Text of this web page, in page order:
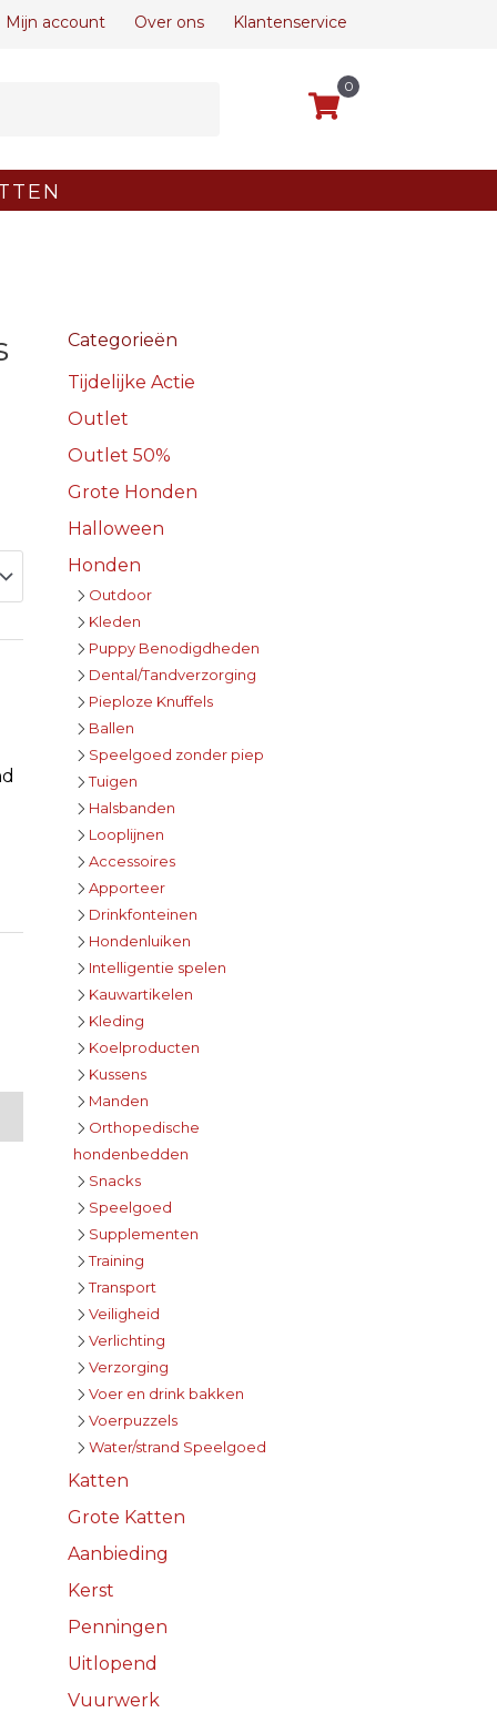
Mijn account Over ons Klantenservice
0
Categorieën
Tijdelijke Actie
Outlet
Outlet 50%
Grote Honden
Halloween
Honden
Outdoor
Kleden
Puppy Benodigdheden
Dental/Tandverzorging
Pieploze Knuffels
Ballen
Speelgoed zonder piep
Tuigen
Halsbanden
Looplijnen
Accessoires
Apporteer
Drinkfonteinen
Hondenluiken
Intelligentie spelen
Kauwartikelen
Kleding
Koelproducten
Kussens
Manden
Orthopedische
hondenbedden
Snacks
Speelgoed
Supplementen
Training
Transport
Veiligheid
Verlichting
Verzorging
Voer en drink bakken
Voerpuzzels
Water/strand Speelgoed
Katten
Grote Katten
Aanbieding
Kerst
Penningen
Uitlopend
Vuurwerk